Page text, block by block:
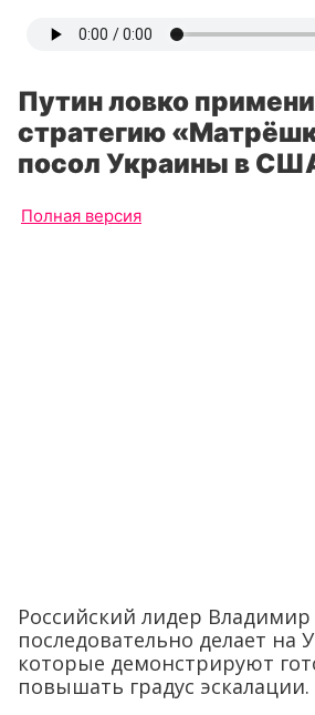
Путин ловко
стратегию
посол Украины в
Полная версия
Российский лидер
последовательно делает на
которые демонстрируют
повышать градус эскалации.